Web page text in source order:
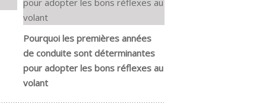
Pourquoi les premières années
de conduite sont déterminantes
pour adopter les bons réflexes au
volant